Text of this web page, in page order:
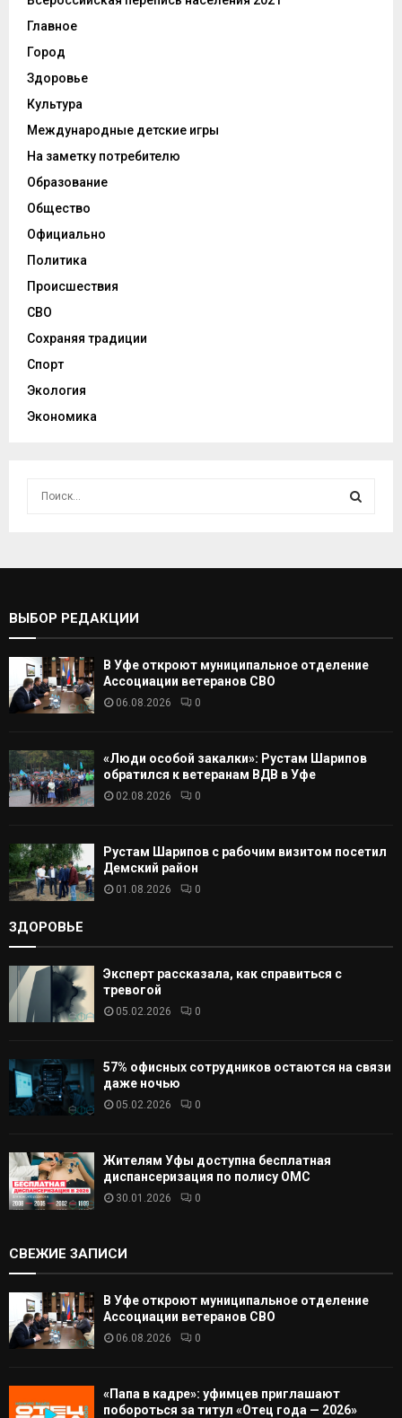
Главное
Город
Здоровье
Культура
Международные детские игры
На заметку потребителю
Образование
Общество
Официально
Политика
Происшествия
СВО
Сохраняя традиции
Спорт
Экология
Экономика
С
А
ВЫБОР РЕДАКЦИИ
В Уфе откроют муниципальное отделение
Ассоциации ветеранов СВО
06.08.2026 0
«Люди особой закалки»: Рустам Шарипов
обратился к ветеранам ВДВ в Уфе
02.08.2026 0
Рустам Шарипов с рабочим визитом посетил
Демский район
01.08.2026 0
ЗДОРОВЬЕ
Эксперт рассказала, как справиться с
тревогой
05.02.2026 0
57% офисных сотрудников остаются на связи
даже ночью
05.02.2026 0
Жителям Уфы доступна бесплатная
диспансеризация по полису ОМС
30.01.2026 0
СВЕЖИЕ ЗАПИСИ
В Уфе откроют муниципальное отделение
Ассоциации ветеранов СВО
06.08.2026 0
«Папа в кадре»: уфимцев приглашают
побороться за титул «Отец года — 2026»